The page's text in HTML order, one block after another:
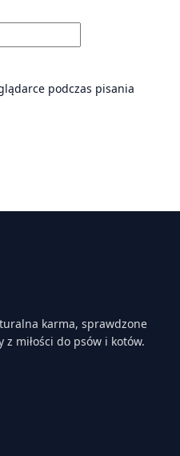
podczas pisania
karma, sprawdzone
z miłości do psów i kotów.